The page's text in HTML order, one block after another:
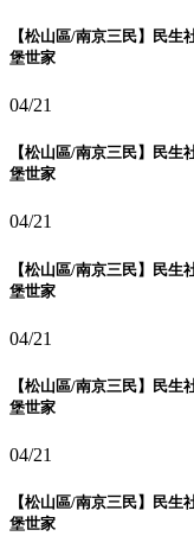
【松山區/南京三民】民
堡世家
04/21
【松山區/南京三民】民
堡世家
04/21
【松山區/南京三民】民
堡世家
04/21
【松山區/南京三民】民
堡世家
04/21
【松山區/南京三民】民
堡世家